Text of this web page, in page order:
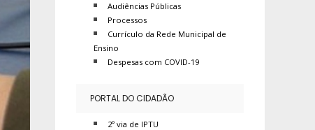
Audiências Públicas
Processos
Currículo da Rede Municipal de
Ensino
Despesas com COVID-19
PORTAL DO CIDADÃO
2º via de IPTU